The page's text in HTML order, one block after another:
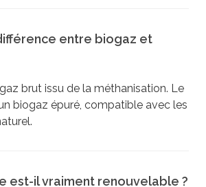
entre biogaz et
brut issu de la méthanisation. Le
biogaz épuré, compatible avec les
est-il vraiment renouvelable ?